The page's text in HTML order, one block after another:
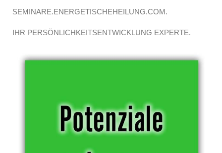
SEMINARE.ENERGETISCHEHEILUNG.COM.
IHR PERSÖNLICHKEITSENTWICKLUNG EXPERTE.